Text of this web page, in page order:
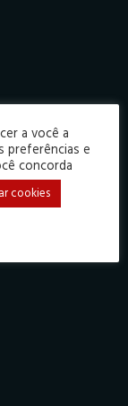
a você a
preferências e
concorda
cookies